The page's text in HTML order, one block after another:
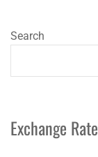
Search
Exchange Rate